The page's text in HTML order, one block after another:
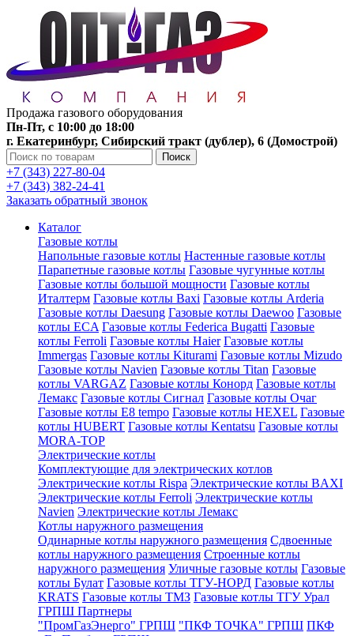
Продажа газового оборудования
Пн-Пт, с 10:00 до 18:00
г. Екатеринбург, Сибирский тракт (дублер), 6 (Домострой)
Поиск
+7 (343) 227-80-04
+7 (343) 382-24-41
Заказать обратный звонок
Каталог
Газовые котлы
Напольные газовые котлы Настенные газовые котлы
Парапетные газовые котлы Газовые чугунные котлы
Газовые котлы большой мощности Газовые котлы
Италтерм Газовые котлы Baxi Газовые котлы Arderia
Газовые котлы Daesung Газовые котлы Daewoo Газовые
котлы ECA Газовые котлы Federica Bugatti Газовые
котлы Ferroli Газовые котлы Haier Газовые котлы
Immergas Газовые котлы Kiturami Газовые котлы Mizudo
Газовые котлы Navien Газовые котлы Titan Газовые
котлы VARGAZ Газовые котлы Конорд Газовые котлы
Лемакс Газовые котлы Сигнал Газовые котлы Очаг
Газовые котлы E8 tempo Газовые котлы HEXEL Газовые
котлы HUBERT Газовые котлы Kentatsu Газовые котлы
MORA-TOP
Электрические котлы
Комплектующие для электрических котлов
Электрические котлы Rispa Электрические котлы BAXI
Электрические котлы Ferroli Электрические котлы
Navien Электрические котлы Лемакс
Котлы наружного размещения
Одинарные котлы наружного размещения Сдвоенные
котлы наружного размещения Строенные котлы
наружного размещения Уличные газовые котлы Газовые
котлы Булат Газовые котлы ТГУ-НОРД Газовые котлы
KRATS Газовые котлы ТМЗ Газовые котлы ТГУ Урал
ГРПШ Партнеры
"ПромГазЭнерго" ГРПШ "ПКФ ТОЧКА" ГРПШ ПКФ